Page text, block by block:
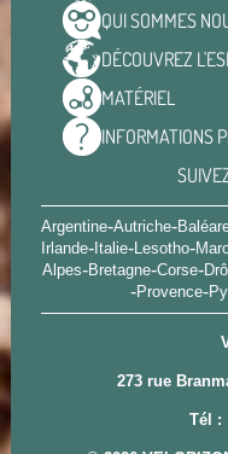
QUI SOMMES
DÉCOUVREZ
MATÉRIEL
INFORMATIONS
Argentine-Autriche-
Irlande- Italie-Lesotho-
Alpes-Bretagne-Corse-
-Provence-
273 rue
Tél :